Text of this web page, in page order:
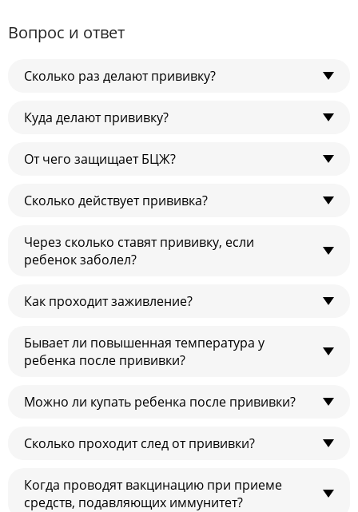
Вопрос и ответ
Сколько раз делают прививку?
Обычно — один раз. Но если реакция Манту
детям прививку делают два раза.
Куда делают прививку?
В плечо.
От чего защищает БЦЖ?
От тяжелых форм туберкулеза.
Сколько действует прививка?
Всю жизнь.
Через сколько ставят прививку, если
ребенок заболел?
Через месяц после выздоровления.
Как проходит заживление?
Основные этапы (стадии) заживления: папула, корочка,
рубец, пигментация.
Бывает ли повышенная температура у
ребенка после прививки?
Бывает, но редко.
Можно ли купать ребенка после прививки?
Ребенка можно купать через полчаса после прививки,
Сколько проходит след от прививки?
2–3 месяца.
Когда проводят вакцинацию при приеме
средств, подавляющих иммунитет?